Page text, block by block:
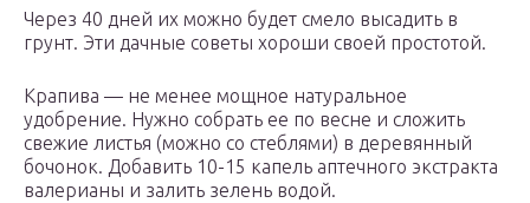
Через 40 дней их можно будет смело высадить в
грунт. Эти дачные советы хороши своей простотой.
Крапива — не менее мощное натуральное
удобрение. Нужно собрать ее по весне и сложить
свежие листья (можно со стеблями) в деревянный
бочонок. Добавить 10-15 капель аптечного экстракта
валерианы и залить зелень водой.